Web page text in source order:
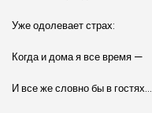
Уже одолевает страх:
Когда и дома я все время —
И все же словно бы в гостях…